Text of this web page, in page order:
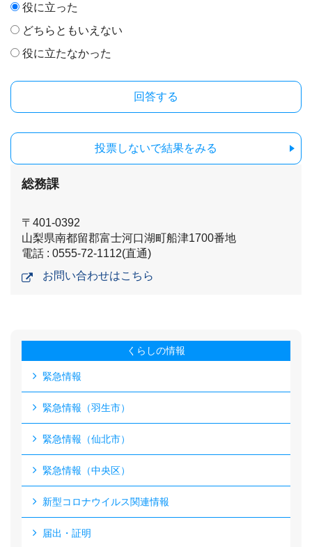
役に立った
どちらともいえない
役に立たなかった
投票しないで結果をみる
総務課
〒401-0392
山梨県南都留郡富士河口湖町船津1700番地
電話 : 0555-72-1112(直通)
お問い合わせはこちら
くらしの情報
緊急情報
緊急情報（羽生市）
緊急情報（仙北市）
緊急情報（中央区）
新型コロナウイルス関連情報
届出・証明